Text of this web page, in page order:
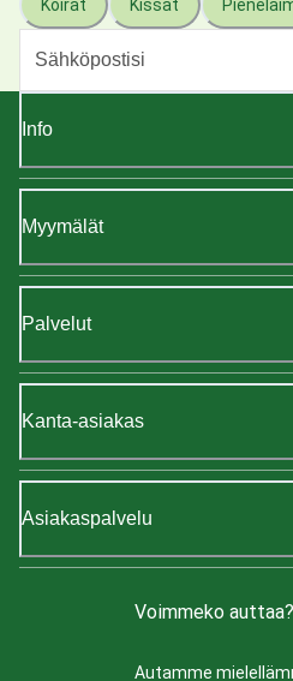
Koirat Kissat
Info
Myymälät
Palvelut
Kanta-asiakas
Asiakaspalvelu
Voimmeko auttaa?
Autamme